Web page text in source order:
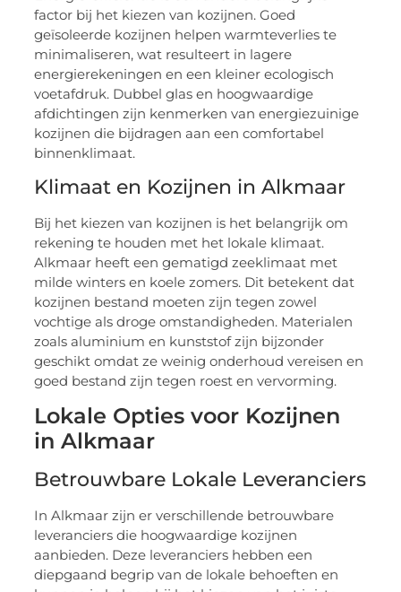
factor bij het kiezen van kozijnen. Goed
geïsoleerde kozijnen helpen warmteverlies te
minimaliseren, wat resulteert in lagere
energierekeningen en een kleiner ecologisch
voetafdruk. Dubbel glas en hoogwaardige
afdichtingen zijn kenmerken van energiezuinige
kozijnen die bijdragen aan een comfortabel
binnenklimaat.
Klimaat en Kozijnen in Alkmaar
Bij het kiezen van kozijnen is het belangrijk om
rekening te houden met het lokale klimaat.
Alkmaar heeft een gematigd zeeklimaat met
milde winters en koele zomers. Dit betekent dat
kozijnen bestand moeten zijn tegen zowel
vochtige als droge omstandigheden. Materialen
zoals aluminium en kunststof zijn bijzonder
geschikt omdat ze weinig onderhoud vereisen en
goed bestand zijn tegen roest en vervorming.
Lokale Opties voor Kozijnen
in Alkmaar
Betrouwbare Lokale Leveranciers
In Alkmaar zijn er verschillende betrouwbare
leveranciers die hoogwaardige kozijnen
aanbieden. Deze leveranciers hebben een
diepgaand begrip van de lokale behoeften en